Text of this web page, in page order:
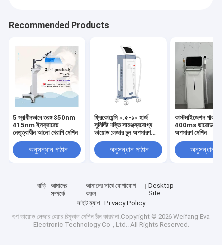
লং ইমপ্লাস লেজার হেয়ার অপসারণ
CO2 ভগ্নাংশ লেজার মেশিন
পিকোসেকেন্ড লেজার মেশিন
HIFU মেশিন
পিডিটি মেশিন
ইএমএস শরীরের ভাস্কর্য মেশিন
রেডিও ফ্রিকোয়েন্সি সরঞ্জাম
ক্রিওলিপলিসিস মেশিন
অ্যান্টি রিঙ্কেল মেশিন
Recommended Products
5 স্বাধীনভাবে তরঙ্গ 850nm
415nm ইনফ্রারেড
নেতৃত্বাধীন আলো থেরাপি মেশিন
অনুসন্ধান পাঠান
ফ্রিকোয়েন্সি ০.৫-১০ হার্জ
সুনির্দিষ্ট শক্তি সামঞ্জস্যযোগ্য
ডায়োড লেজার চুল অপসারণ
মেশিন
অনুসন্ধান পাঠান
কাস্টমাইজেশন পালস
400ms ডায়োড
অপসারণ মেশিন
অনুসন্ধান
বাড়ি
আমাদের
সম্পর্কে
আমাদের সাথে যোগাযোগ
করুন
Desktop
Site
সাইট ম্যাপ
Privacy Policy
গুণ ডায়োড লেজার হেয়ার রিমুভাল মেশিন চীন কারখানা.Copyright © 2026 Weifang Eva
Electronic Technology Co. , Ltd.. All Rights Reserved.